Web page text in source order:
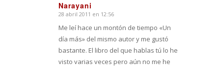
Narayani
Dice:
28 abril 2011 en 12:56
Me leí hace un montón de tiempo «Un
día más» del mismo autor y me gustó
bastante. El libro del que hablas tú lo he
visto varias veces pero aún no me he